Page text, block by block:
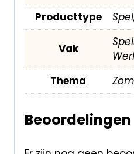
Producttype
Vak
Thema
Beoordelingen